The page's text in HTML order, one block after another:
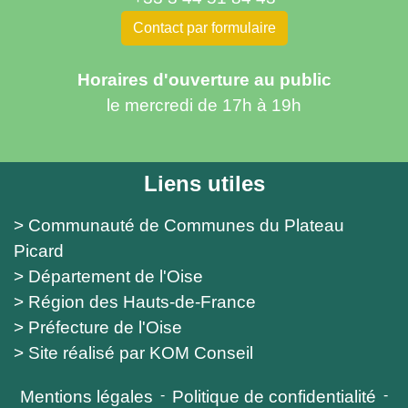
Contact par formulaire
Horaires d'ouverture au public
le mercredi de 17h à 19h
Liens utiles
> Communauté de Communes du Plateau
Picard
> Département de l'Oise
> Région des Hauts-de-France
> Préfecture de l'Oise
> Site réalisé par KOM Conseil
Mentions légales - Politique de confidentialité -